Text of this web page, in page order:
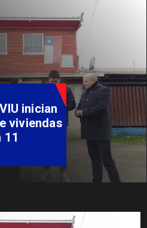
apoyo a
con
Corto